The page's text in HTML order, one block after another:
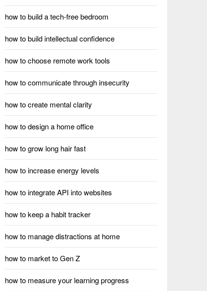
how to build a tech-free bedroom
how to build intellectual confidence
how to choose remote work tools
how to communicate through insecurity
how to create mental clarity
how to design a home office
how to grow long hair fast
how to increase energy levels
how to integrate API into websites
how to keep a habit tracker
how to manage distractions at home
how to market to Gen Z
how to measure your learning progress